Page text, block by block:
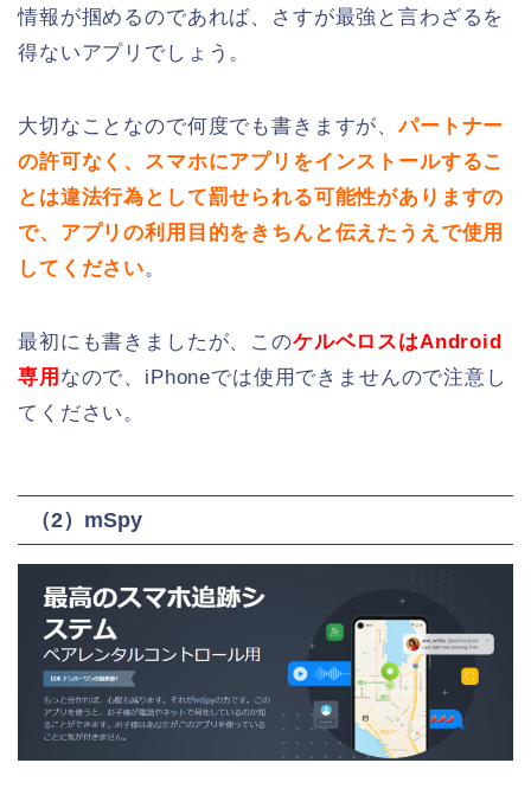
情報が掴めるのであれば、さすが最強と言わざるを
得ないアプリでしょう。
大切なことなので何度でも書きますが、パートナー
の許可なく、スマホにアプリをインストールするこ
とは違法行為として罰せられる可能性がありますの
で、アプリの利用目的をきちんと伝えたうえで使用
してください。
最初にも書きましたが、このケルベロスはAndroid
専用 なので、iPhoneでは使用できませんので注意し
てください。
（2）mSpy